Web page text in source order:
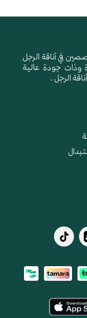
في أناقة الرجل
وذات جودة عالية
الرجل .